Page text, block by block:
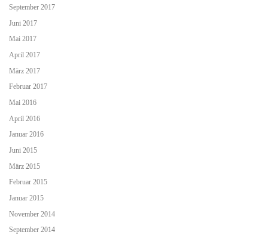
September 2017
Juni 2017
Mai 2017
April 2017
März 2017
Februar 2017
Mai 2016
April 2016
Januar 2016
Juni 2015
März 2015
Februar 2015
Januar 2015
November 2014
September 2014